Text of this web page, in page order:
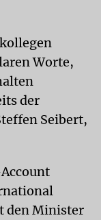
Worte,
der
Seibert,
den Minister